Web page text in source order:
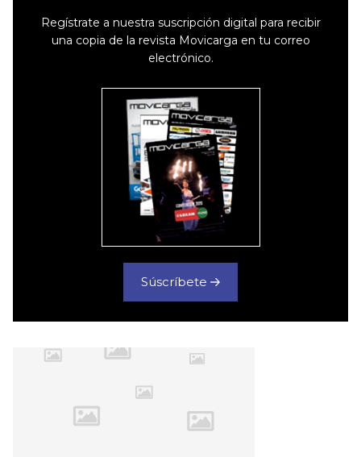
Regístrate a nuestra suscripción digital para recibir
una copia de la revista Movicarga en tu correo
electrónico.
Súscríbete